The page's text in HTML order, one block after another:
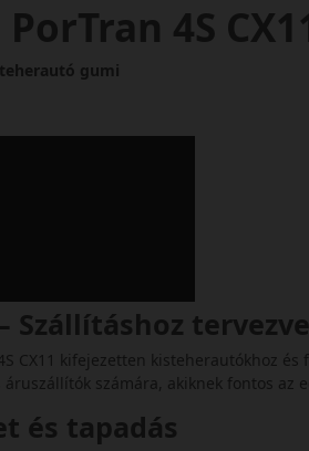
4S
gumi
Szállításhoz
CX11 kifejezetten kisteherautókhoz
számára, akiknek fontos az
és tapadás